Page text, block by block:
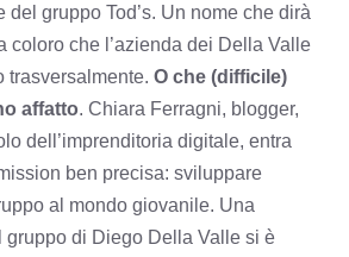
del gruppo Tod’s. Un nome che dirà
coloro che l’azienda dei Della Valle
trasversalmente. O che (difficile)
affatto. Chiara Ferragni, blogger,
dell’imprenditoria digitale, entra
ben precisa: sviluppare
al mondo giovanile. Una
gruppo di Diego Della Valle si è